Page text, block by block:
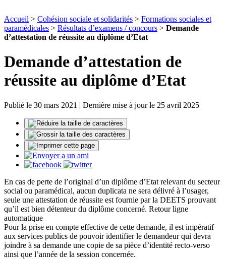
Accueil > Cohésion sociale et solidarités > Formations sociales et
paramédicales > Résultats d’examens / concours > Demande
d’attestation de réussite au diplôme d’Etat
Demande d’attestation de
réussite au diplôme d’Etat
Publié le 30 mars 2021 | Dernière mise à jour le 25 avril 2025
En cas de perte de l’original d’un diplôme d’Etat relevant du secteur
social ou paramédical, aucun duplicata ne sera délivré à l’usager,
seule une attestation de réussite est fournie par la DEETS prouvant
qu’il est bien détenteur du diplôme concerné. Retour ligne
automatique
Pour la prise en compte effective de cette demande, il est impératif
aux services publics de pouvoir identifier le demandeur qui devra
joindre à sa demande une copie de sa pièce d’identité recto-verso
ainsi que l’année de la session concernée.